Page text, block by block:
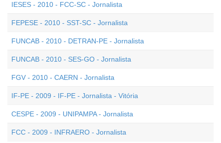
IESES - 2010 - FCC-SC - Jornalista
FEPESE - 2010 - SST-SC - Jornalista
FUNCAB - 2010 - DETRAN-PE - Jornalista
FUNCAB - 2010 - SES-GO - Jornalista
FGV - 2010 - CAERN - Jornalista
IF-PE - 2009 - IF-PE - Jornalista - Vitória
CESPE - 2009 - UNIPAMPA - Jornalista
FCC - 2009 - INFRAERO - Jornalista